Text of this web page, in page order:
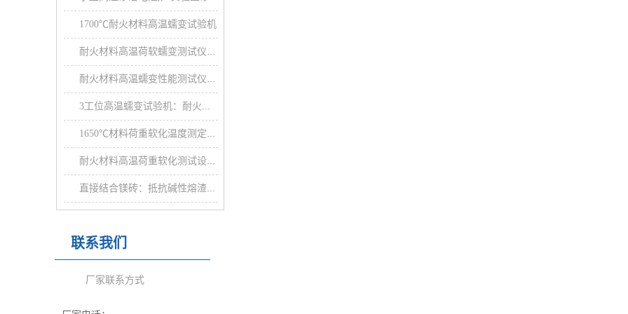
07-19]
1700℃耐火材料高温蠕变试验机
09-23]
耐火材料高温荷软蠕变测试仪：加荷多试样耐火材料荷软蠕
09-23]
耐火材料高温蠕变性能测试仪：耐火材料荷软蠕变试验炉
09-23]
3工位高温蠕变试验机：耐火材料试样高温荷软蠕变测试仪
09-22]
1650℃材料荷重软化温度测定仪：耐火制品压蠕变试验仪
09-22]
耐火材料高温荷重软化测试设备：高温荷重软化测试仪
09-22]
直接结合镁砖：抵抗碱性熔渣和炉气侵蚀
09-21]
联系我们
厂家联系方式